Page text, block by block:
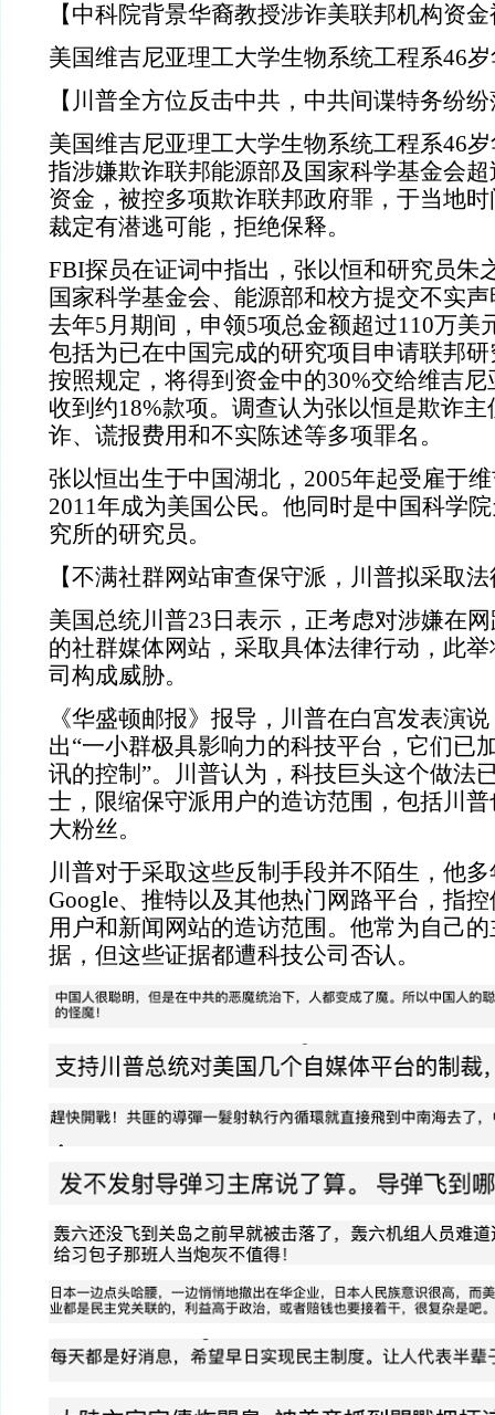
【中科院背景华裔教授涉诈美联邦机构资
美国维吉尼亚理工大学生物系统工程系46
【川普全方位反击中共，中共间谍特务纷
美国维吉尼亚理工大学生物系统工程系46
指涉嫌欺诈联邦能源部及国家科学基金会
资金，被控多项欺诈联邦政府罪，于当地
裁定有潜逃可能，拒绝保释。
FBI探员在证词中指出，张以恒和研究员朱
国家科学基金会、能源部和校方提交不实
去年5月期间，申领5项总金额超过110万美
包括为已在中国完成的研究项目申请联邦
按照规定，将得到资金中的30%交给维吉
收到约18%款项。调查认为张以恒是欺诈
诈、谎报费用和不实陈述等多项罪名。
张以恒出生于中国湖北，2005年起受雇于
2011年成为美国公民。他同时是中国科学
究所的研究员。
【不满社群网站审查保守派，川普拟采取
美国总统川普23日表示，正考虑对涉嫌在
的社群媒体网站，采取具体法律行动，此
司构成威胁。
《华盛顿邮报》报导，川普在白宫发表演
出“一小群极具影响力的科技平台，它们已
讯的控制”。川普认为，科技巨头这个做法
士，限缩保守派用户的造访范围，包括川
大粉丝。
川普对于采取这些反制手段并不陌生，他
Google、推特以及其他热门网路平台，指
用户和新闻网站的造访范围。他常为自己
据，但这些证据都遭科技公司否认。